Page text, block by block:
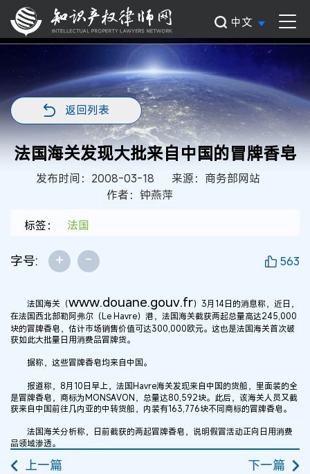
中文
返回列表
法国海关发现大批来自中国的冒牌香皂
发布时间：2008-03-18
来源：商务部网站
作者：钟燕萍
标签：
法国
字号: + - 563
法国海关（www.douane.gouv.fr）3月14日的消息称，近日，
在法国西北部勒阿弗尔（Le Havre）港，法国海关截获两起总量高达245,000
块的冒牌香皂，估计市场销售价值可达300,000欧元。这也是法国海关首次破
获如此大批量日用消费品冒牌货。
据称，这些冒牌香皂均来自中国。
报道称，8月10日早上，法国Havre海关发现来自中国的货船，里面装的全
是冒牌香皂，商标为MONSAVON，总量达80,592块。此后，该海关人员又截
获来自中国前往几内亚的中转货船，内装有163,776块不同商标的冒牌香皂。
法国海关分析称，日前截获的两起冒牌香皂，说明假冒活动正向日用消费
品领域渗透。
上一篇 下一篇